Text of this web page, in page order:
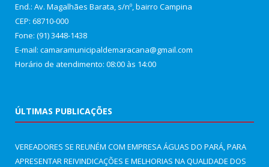
End.: Av. Magalhães Barata, s/nº, bairro Campina
CEP: 68710-000
Fone: (91) 3448-1438
E-mail: camaramunicipaldemaracana@gmail.com
Horário de atendimento: 08:00 às 14:00
ÚLTIMAS PUBLICAÇÕES
VEREADORES SE REUNÉM COM EMPRESA ÁGUAS DO PARÁ, PARA
APRESENTAR REIVINDICAÇÕES E MELHORIAS NA QUALIDADE DOS